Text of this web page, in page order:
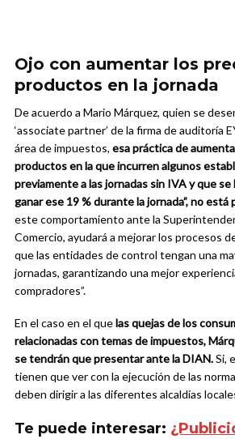
Ojo con aumentar los
productos en la jornada
De acuerdo a Mario Márquez, quien se
‘associate partner’ de la firma de auditoría
área de impuestos, esa práctica de
productos en la que incurren algunos
previamente a las jornadas sin IVA y que se
ganar ese 19 % durante la jornada”, no está
este comportamiento ante la
Comercio, ayudará a mejorar los procesos
que las entidades de control tengan una
jornadas, garantizando una mejor
compradores”.
En el caso en el quelas quejas de los
relacionadas con temas de impuestos,
se tendrán que presentar ante la DIAN.Si,
tienen que ver con la ejecución de las
deben dirigir a las diferentes alcaldías
Te puede interesar: